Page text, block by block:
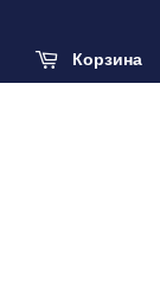
Корзина